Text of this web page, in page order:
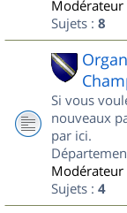
Modérateur
Sujets : 8
Si vous
nouveaux
par ici.
Modérateur
Sujets : 4